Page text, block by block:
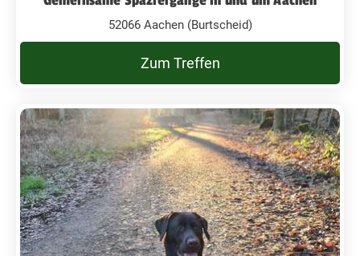
52066 Aachen (Burtscheid)
Zum Treffen